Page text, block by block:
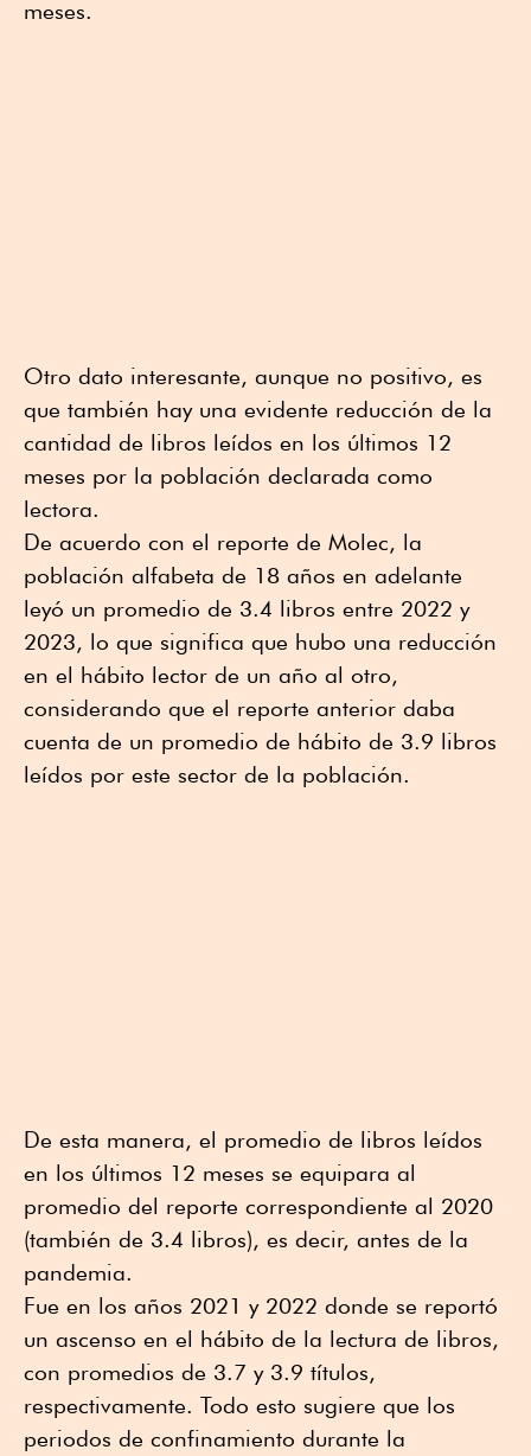
meses.
Otro dato interesante, aunque no positivo, es
que también hay una evidente reducción de la
cantidad de libros leídos en los últimos 12
meses por la población declarada como
lectora.
De acuerdo con el reporte de Molec, la
población alfabeta de 18 años en adelante
leyó un promedio de 3.4 libros entre 2022 y
2023, lo que significa que hubo una reducción
en el hábito lector de un año al otro,
considerando que el reporte anterior daba
cuenta de un promedio de hábito de 3.9 libros
leídos por este sector de la población.
De esta manera, el promedio de libros leídos
en los últimos 12 meses se equipara al
promedio del reporte correspondiente al 2020
(también de 3.4 libros), es decir, antes de la
pandemia.
Fue en los años 2021 y 2022 donde se reportó
un ascenso en el hábito de la lectura de libros,
con promedios de 3.7 y 3.9 títulos,
respectivamente. Todo esto sugiere que los
periodos de confinamiento durante la